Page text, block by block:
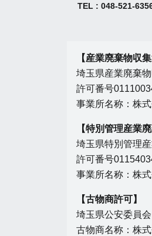
TEL : 048-521-
【産業廃棄物収
埼玉県産業廃棄
許可番号
事業所名称：株
【特別管理産業
埼玉県特別管理
許可番号
事業所名称：株
【古物商許可】
埼玉県公安委員
古物商名称：株